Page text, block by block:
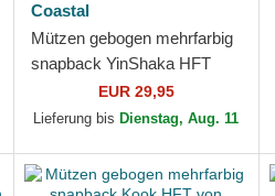
Coastal
Mützen gebogen mehrfarbig
snapback YinShaka HFT
von CoastalEUR 29,95
Lieferung bis Dienstag, Aug. 11